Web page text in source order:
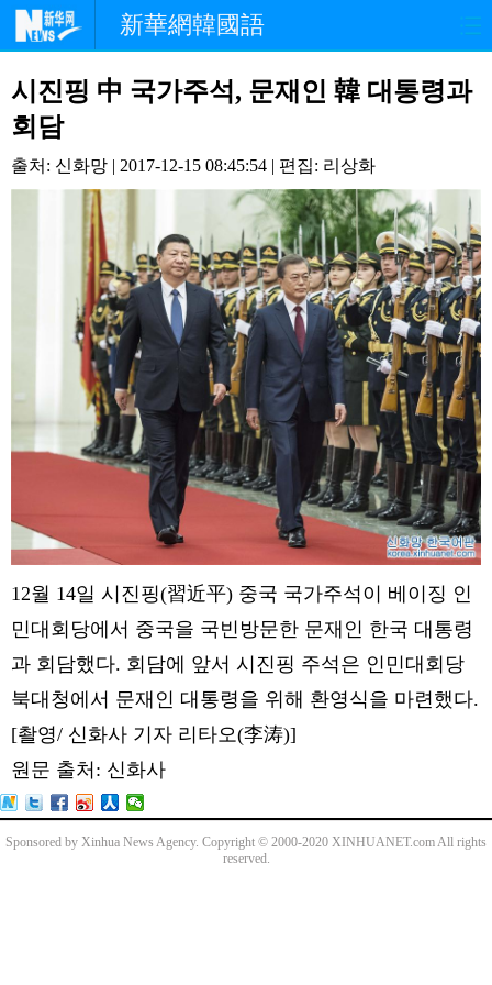
新華網韓國語
홈페이지 최신뉴스 정치
중한교류 핫 TV 문화
연예 관광 오피니언
생생 중국어
시진핑 中 국가주석, 문재인 韓 대통령과
회담
출처: 신화망 | 2017-12-15 08:45:54 | 편집: 리상화
12월 14일 시진핑(習近平) 중국 국가주석이 베이징 인
민대회당에서 중국을 국빈방문한 문재인 한국 대통령
과 회담했다. 회담에 앞서 시진핑 주석은 인민대회당
북대청에서 문재인 대통령을 위해 환영식을 마련했다.
[촬영/ 신화사 기자 리타오(李涛)]
원문 출처: 신화사